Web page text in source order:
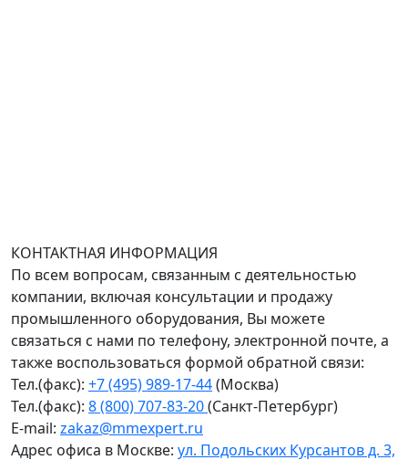
КОНТАКТНАЯ ИНФОРМАЦИЯ
По всем вопросам, связанным с деятельностью
компании, включая консультации и продажу
промышленного оборудования, Вы можете
связаться с нами по телефону, электронной почте, а
также воспользоваться формой обратной связи:
Тел.(факс): +7 (495) 989-17-44(Москва)
Тел.(факс): 8 (800) 707-83-20(Санкт-Петербург)
E-mail: zakaz@mmexpert.ru
Адрес офиса в Москве: ул. Подольских Курсантов д. 3,